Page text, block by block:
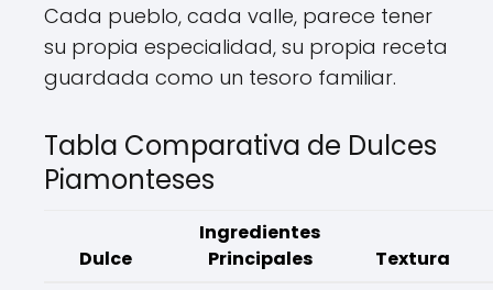
Cada pueblo, cada valle, parece tener
su propia especialidad, su propia receta
guardada como un tesoro familiar.
Tabla Comparativa de Dulces
Piamonteses
Dulce
Ingredientes
Principales
Textura